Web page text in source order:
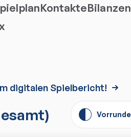
KontakteBilanzen
digitalen Spielbericht!
Vorrunde